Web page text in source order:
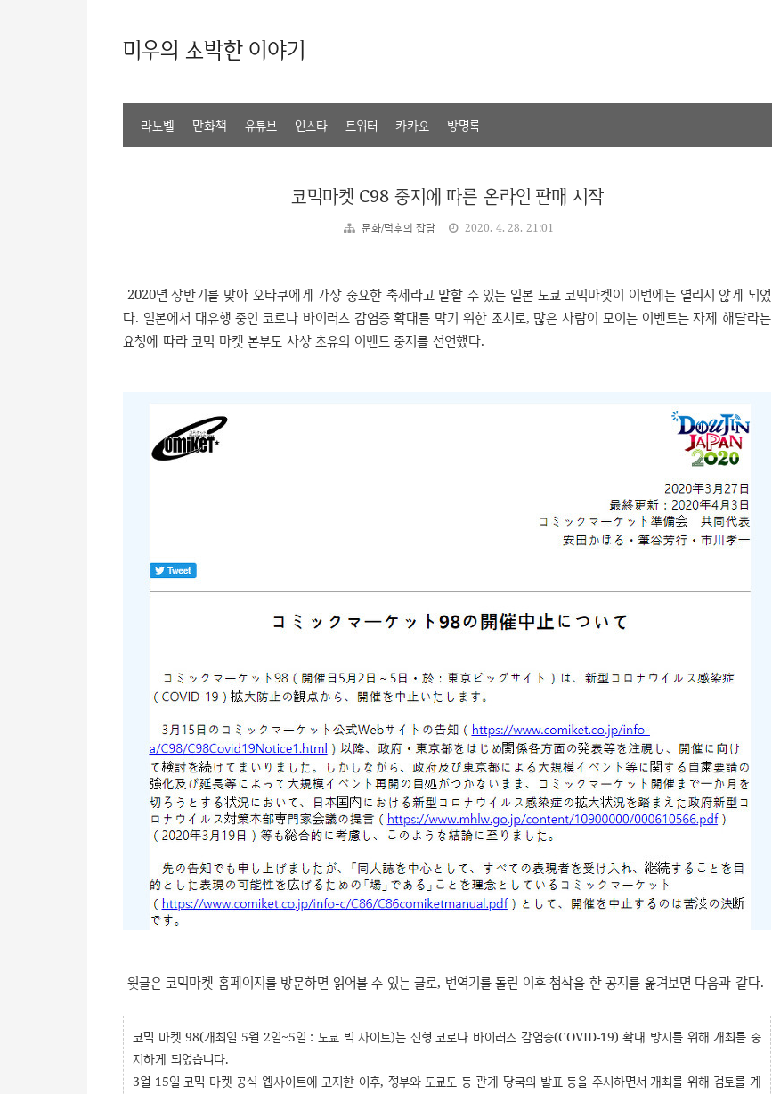
미우의 소박한 이야기
라노벨 만화책 유튜브 인스타 트위터 카카오 방명록
코믹마켓 C98 중지에 따른 온라인 판매 시작
문화/덕후의 잡담 2020. 4. 28. 21:01
2020년 상반기를 맞아 오타쿠에게 가장 중요한 축제라고 말할 수 있는 일본 도쿄 코믹마켓이 이번에는 열리지 않게 되었
다. 일본에서 대유행 중인 코로나 바이러스 감염증 확대를 막기 위한 조치로, 많은 사람이 모이는 이벤트는 자제 해달라는
요청에 따라 코믹 마켓 본부도 사상 초유의 이벤트 중지를 선언했다.
윗글은 코믹마켓 홈페이지를 방문하면 읽어볼 수 있는 글로, 번역기를 돌린 이후 첨삭을 한 공지를 옮겨보면 다음과 같다.
코믹 마켓 98(개최일 5월 2일~5일 : 도쿄 빅 사이트)는 신형 코로나 바이러스 감염증(COVID-19) 확대 방지를 위해 개최를 중
지하게 되었습니다.
3월 15일 코믹 마켓 공식 웹사이트에 고지한 이후, 정부와 도쿄도 등 관계 당국의 발표 등을 주시하면서 개최를 위해 검토를 계